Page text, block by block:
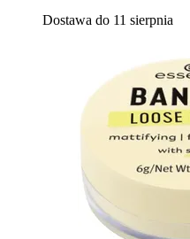
Dostawa do 11 sierpnia